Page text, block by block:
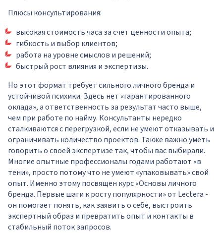
Плюсы консультирования:
высокая стоимость часа за счет ценности опыта;
гибкость и выбор клиентов;
работа на уровне смыслов и решений;
быстрый рост влияния и экспертизы.
Но этот формат требует сильного личного бренда и
устойчивой психики. Здесь нет «гарантированного
оклада», а ответственность за результат часто выше,
чем при работе по найму. Консультанты нередко
сталкиваются с перегрузкой, если не умеют отказывать и
ограничивать количество проектов. Также важно уметь
говорить о своей экспертизе так, чтобы вас выбирали.
Многие опытные профессионалы годами работают «в
тени», просто потому что не умеют «упаковывать» свой
опыт. Именно этому посвящен курс «Основы личного
бренда. Первые шаги к росту популярности» от Lectera -
он помогает понять, как заявить о себе, выстроить
экспертный образ и превратить опыт и контакты в
стабильный поток запросов.